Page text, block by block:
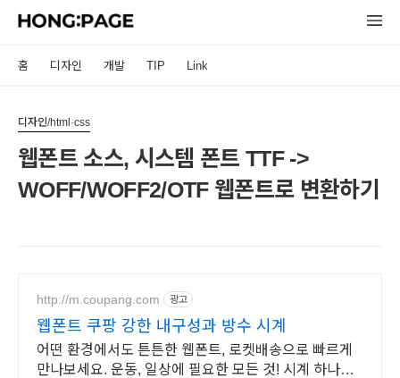
홈 디자인 개발 TIP Link
디자인/html·css
웹폰트 소스, 시스템 폰트 TTF ->
WOFF/WOFF2/OTF 웹폰트로 변환하기
http://m.coupang.com 광고
웹폰트 쿠팡 강한 내구성과 방수 시계
어떤 환경에서도 튼튼한 웹폰트, 로켓배송으로 빠르게
만나보세요. 운동, 일상에 필요한 모든 것! 시계 하나로